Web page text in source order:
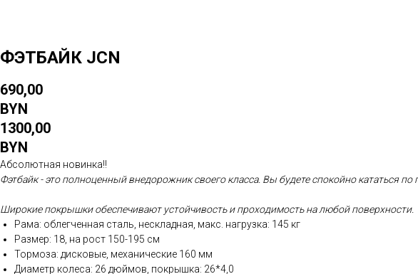
ФЭТБАЙК JCN
690,00
BYN
1300,00
BYN
Абсолютная новинка!!
Фэтбайк - этополноценный внедорожник своего класса. Вы будетеспокойнокататься по
Широкие покрышки обеспечивают устойчивость и проходимость на любой поверхности.
Рама: облегченная сталь, нескладная, макс. нагрузка: 145 кг
Размер: 18, на рост 150-195 см
Тормоза: дисковые, механические 160 мм
Диаметр колеса: 26 дюймов, покрышка: 26*4,0